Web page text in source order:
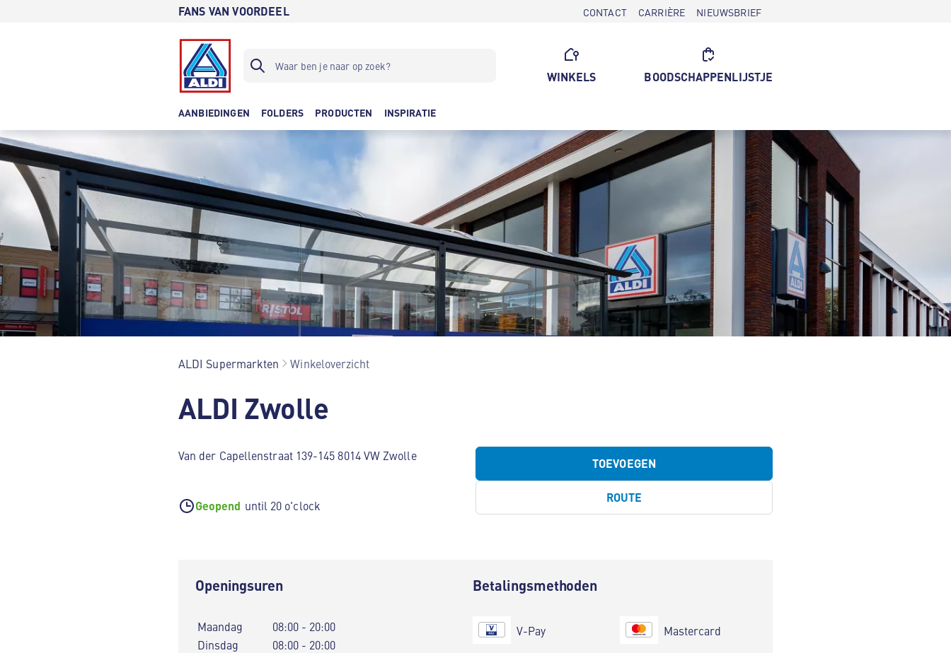
FANS VAN VOORDEEL CONTACT CARRIÈRE NIEUWSBRIEF
WINKELS BOODSCHAPPENLIJSTJE
AANBIEDINGEN FOLDERS PRODUCTEN INSPIRATIE
ALDI Supermarkten Winkeloverzicht
ALDI Zwolle
Van der Capellenstraat 139-145 8014 VW Zwolle
Geopend until 20 o'clock
TOEVOEGEN
ROUTE
Openingsuren
Maandag
08:00 - 20:00
Dinsdag
08:00 - 20:00
Betalingsmethoden
V-Pay Mastercard